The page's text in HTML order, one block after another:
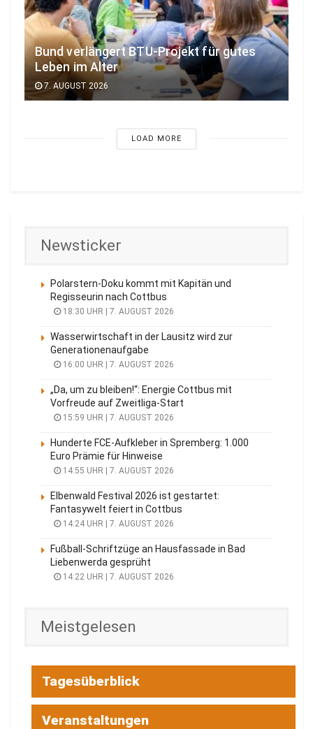
Bund verlängert BTU-Projekt für gutes
Leben im Alter
7. AUGUST 2026
LOAD MORE
Newsticker
Polarstern-Doku kommt mit Kapitän und
Regisseurin nach Cottbus
18:30 UHR | 7. AUGUST 2026
Wasserwirtschaft in der Lausitz wird zur
Generationenaufgabe
16:00 UHR | 7. AUGUST 2026
„Da, um zu bleiben!“: Energie Cottbus mit
Vorfreude auf Zweitliga-Start
15:59 UHR | 7. AUGUST 2026
Hunderte FCE-Aufkleber in Spremberg: 1.000
Euro Prämie für Hinweise
14:55 UHR | 7. AUGUST 2026
Elbenwald Festival 2026 ist gestartet:
Fantasywelt feiert in Cottbus
14:24 UHR | 7. AUGUST 2026
Fußball-Schriftzüge an Hausfassade in Bad
Liebenwerda gesprüht
14:22 UHR | 7. AUGUST 2026
Meistgelesen
Tagesüberblick
Veranstaltungen